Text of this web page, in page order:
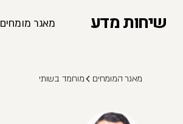
שיחות מדע מאגר מומחים
מאגר המומחים מוחמד בשותי